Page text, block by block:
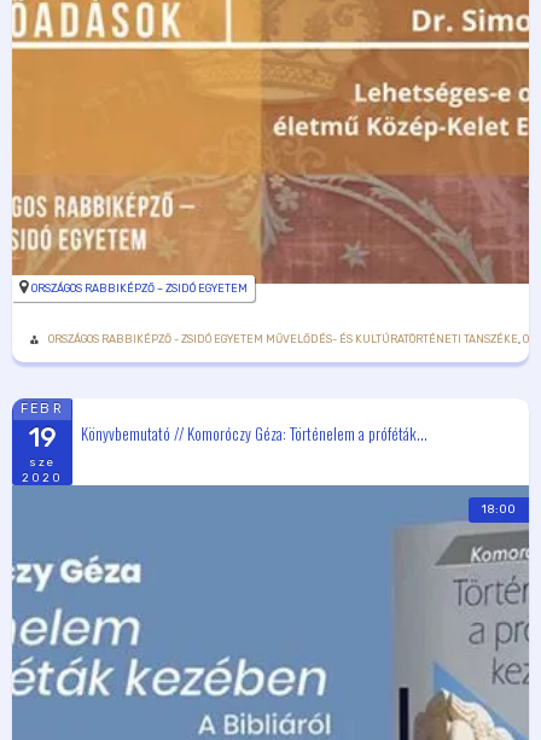
ORSZÁGOS RABBIKÉPZŐ – ZSIDÓ EGYETEM
ORSZÁGOS RABBIKÉPZŐ - ZSIDÓ EGYETEM MŰVELŐDÉS- ÉS KULTÚRATÖRTÉNETI TANSZÉKE
FEBR
19
sze
2020
Könyvbemutató // Komoróczy Géza: Történelem a próféták...
18:00